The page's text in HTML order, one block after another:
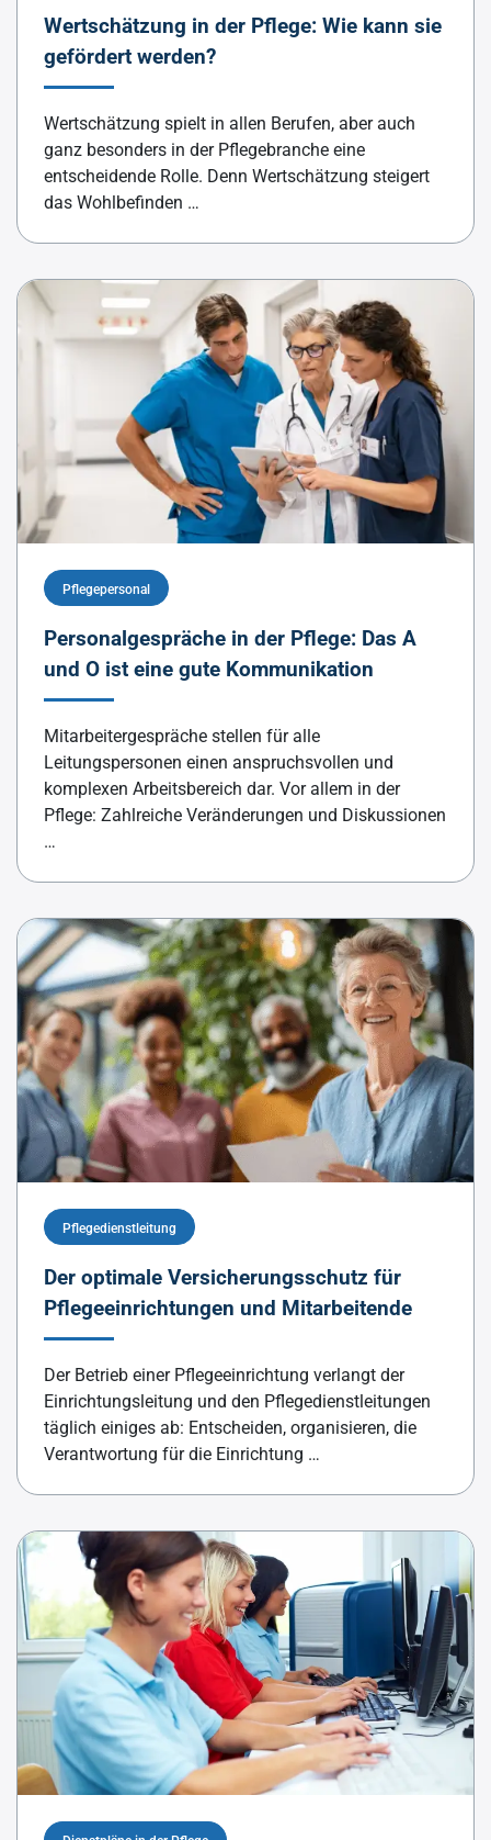
Wertschätzung in der Pflege: Wie kann sie
gefördert werden?
Wertschätzung spielt in allen Berufen, aber auch
ganz besonders in der Pflegebranche eine
entscheidende Rolle. Denn Wertschätzung steigert
das Wohlbefinden …
Pflegepersonal
Personalgespräche in der Pflege: Das A
und O ist eine gute Kommunikation
Mitarbeitergespräche stellen für alle
Leitungspersonen einen anspruchsvollen und
komplexen Arbeitsbereich dar. Vor allem in der
Pflege: Zahlreiche Veränderungen und Diskussionen
…
Pflegedienstleitung
Der optimale Versicherungsschutz für
Pflegeeinrichtungen und Mitarbeitende
Der Betrieb einer Pflegeeinrichtung verlangt der
Einrichtungsleitung und den Pflegedienstleitungen
täglich einiges ab: Entscheiden, organisieren, die
Verantwortung für die Einrichtung …